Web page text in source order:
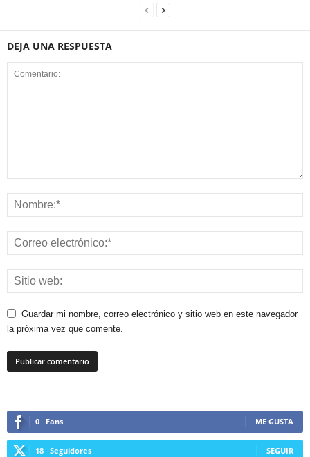
DEJA UNA RESPUESTA
Guardar mi nombre, correo electrónico y sitio web en este navegador
la próxima vez que comente.
0 Fans ME GUSTA
18 Seguidores SEGUIR